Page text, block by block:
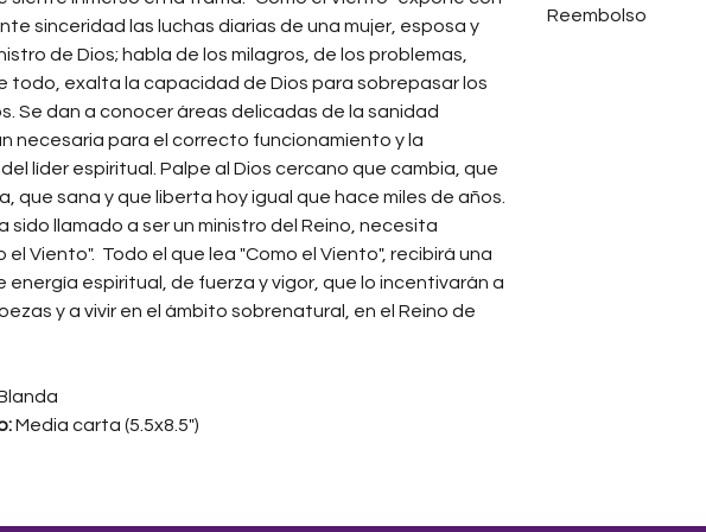
sinceridad las luchas diarias de una mujer, esposa y
de Dios; habla de los milagros, de los problemas,
todo, exalta la capacidad de Dios para sobrepasar los
Se dan a conocer áreas delicadas de la sanidad
necesaria para el correcto funcionamiento y la
líder espiritual. Palpe al Dios cercano que cambia, que
que sana y que liberta hoy igual que hace miles de años.
sido llamado a ser un ministro del Reino, necesita
el Viento". Todo el que lea "Como el Viento", recibirá una
energía espiritual, de fuerza y vigor, que lo incentivarán a
y a vivir en el ámbito sobrenatural, en el Reino de
Media carta (5.5x8.5")
pago de
primero 7 días de
Reembolso